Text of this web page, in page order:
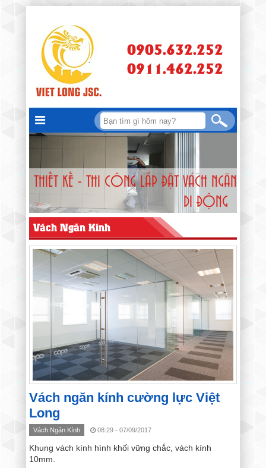
0905.632.252
0911.462.252
THIẾT KẾ - THI CÔNG LẮP ĐẶT VÁCH NGĂN
DI ĐỘNG
Vách Ngăn Kính
Vách ngăn kính cường lực Việt
Long
Vách Ngăn Kính 08:29 - 07/09/2017
Khung vách kính hình khối vững chắc, vách kính
10mm.